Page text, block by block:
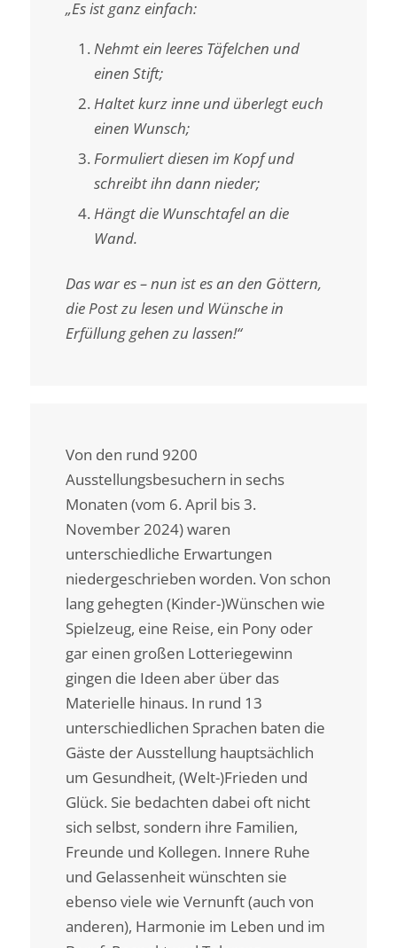
„Es ist ganz einfach:
Nehmt ein leeres Täfelchen und
einen Stift;
Haltet kurz inne und überlegt euch
einen Wunsch;
Formuliert diesen im Kopf und
schreibt ihn dann nieder;
Hängt die Wunschtafel an die
Wand.
Das war es – nun ist es an den Göttern,
die Post zu lesen und Wünsche in
Erfüllung gehen zu lassen!“
Von den rund 9200
Ausstellungsbesuchern in sechs
Monaten (vom 6. April bis 3.
November 2024) waren
unterschiedliche Erwartungen
niedergeschrieben worden. Von schon
lang gehegten (Kinder-)Wünschen wie
Spielzeug, eine Reise, ein Pony oder
gar einen großen Lotteriegewinn
gingen die Ideen aber über das
Materielle hinaus. In rund 13
unterschiedlichen Sprachen baten die
Gäste der Ausstellung hauptsächlich
um Gesundheit, (Welt-)Frieden und
Glück. Sie bedachten dabei oft nicht
sich selbst, sondern ihre Familien,
Freunde und Kollegen. Innere Ruhe
und Gelassenheit wünschten sie
ebenso viele wie Vernunft (auch von
anderen), Harmonie im Leben und im